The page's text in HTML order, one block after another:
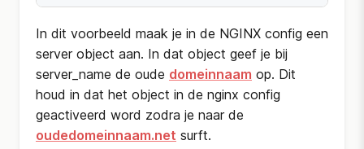
In dit voorbeeld maak je in de NGINX config een
server object aan. In dat object geef je bij
server_name de oude domeinnaam op. Dit
houd in dat het object in de nginx config
geactiveerd word zodra je naar de
oudedomeinnaam.net surft.